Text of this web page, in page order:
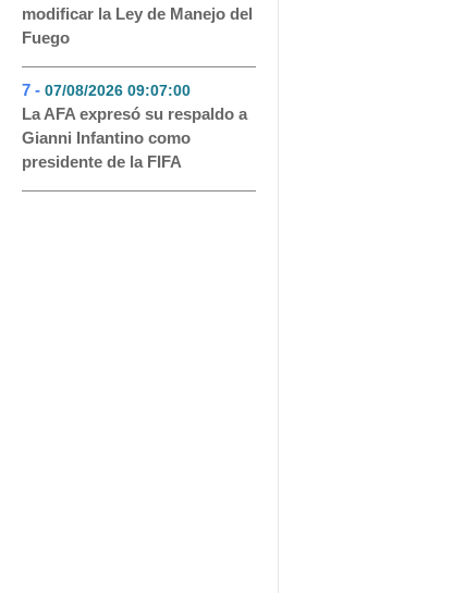
modificar la Ley de Manejo del
Fuego
7 - 07/08/2026 09:07:00- 53
La AFA expresó su respaldo a
Gianni Infantino como
presidente de la FIFA